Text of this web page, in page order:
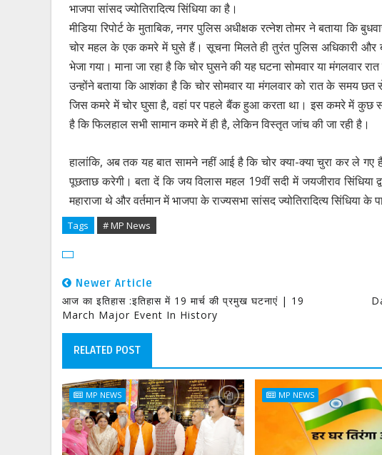
भाजपा सांसद ज्योतिरादित्य सिंधिया का है।
मीडिया रिपोर्ट के मुताबिक, नगर पुलिस अधीक्षक रत्नेश तोमर ने बताया कि
चोर महल के एक कमरे में घुसे हैं। सूचना मिलते ही तुरंत पुलिस अधिकारी और
भेजा गया। माना जा रहा है कि चोर घुसने की यह घटना सोमवार या मंगलवार
उन्होंने बताया कि आशंका है कि चोर सोमवार या मंगलवार को रात के समय
जिस कमरे में चोर घुसा है, वहां पर पहले बैंक हुआ करता था। इस कमरे में कुछ
है कि फिलहाल सभी सामान कमरे में ही है, लेकिन विस्तृत जांच की जा रही है।
हालांकि, अब तक यह बात सामने नहीं आई है कि चोर क्या-क्या चुरा कर ले गए
पूछताछ करेगी। बता दें कि जय विलास महल 19वीं सदी में जयजीराव सिंधिया
महाराजा थे और वर्तमान में भाजपा के राज्यसभा सांसद ज्योतिरादित्य सिंधिया के
Tags # MP News
Newer Article
आज का इतिहास :इतिहास में 19 मार्च की प्रमुख घटनाएं | 19
March Major Event In History
RELATED POST
MP NEWS MP NEWS